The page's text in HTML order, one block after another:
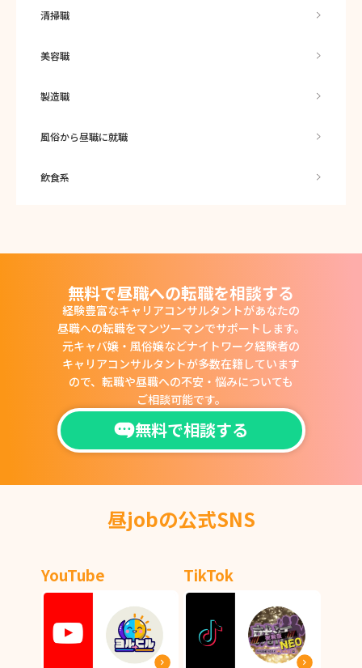
清掃職
美容職
製造職
風俗から昼職に就職
飲食系
無料で昼職への転職を相談する
経験豊富なキャリアコンサルタントがあなたの
昼職への転職をマンツーマンでサポートします。
元キャバ嬢・風俗嬢などナイトワーク経験者の
キャリアコンサルタントが多数在籍しています
ので、 転職や昼職への不安・悩みについても
ご相談可能です。
無料で相談する
昼jobの公式SNS
YouTube TikTok